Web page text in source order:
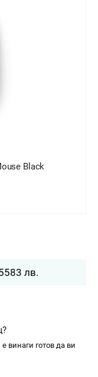
Mouse White
лв.
лв.
винаги готов да ви